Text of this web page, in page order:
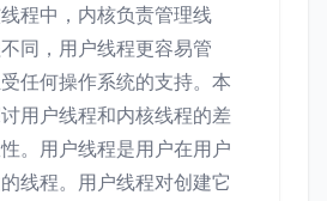
程中，内核负责管理线
同，用户线程更容易管
任何操作系统的支持。本
用户线程和内核线程的差
。用户线程是用户在用户
线程。用户线程对创建它